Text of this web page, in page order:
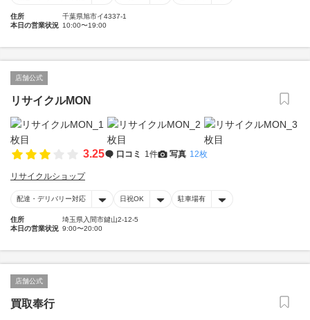
住所
千葉県旭市イ4337-1
本日の営業状況 10:00〜19:00
店舗公式
リサイクルMON
3.25 口コミ 1件 写真 12枚
リサイクルショップ
配達・デリバリー対応 日祝OK 駐車場有
住所
埼玉県入間市鍵山2-12-5
本日の営業状況 9:00〜20:00
店舗公式
買取奉行